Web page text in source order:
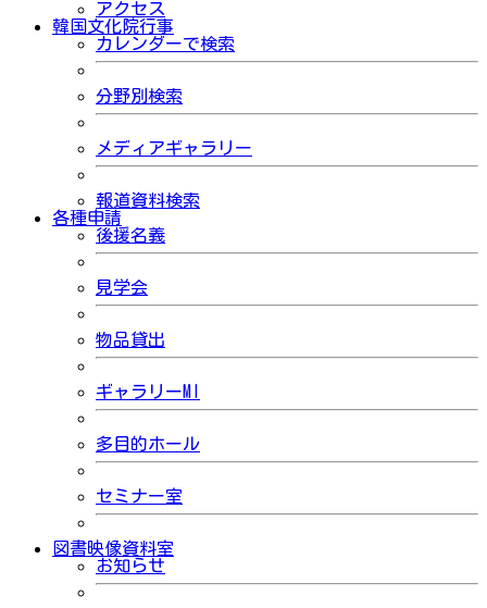
アクセス
韓国文化院行事
カレンダーで検索
分野別検索
メディアギャラリー
報道資料検索
各種申請
後援名義
見学会
物品貸出
ギャラリーMI
多目的ホール
セミナー室
図書映像資料室
お知らせ